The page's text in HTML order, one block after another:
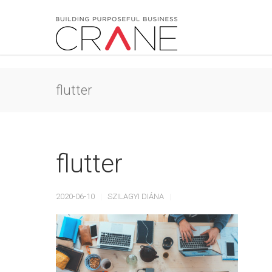
flutter
flutter
2020-06-10 SZILAGYI DIÁNA